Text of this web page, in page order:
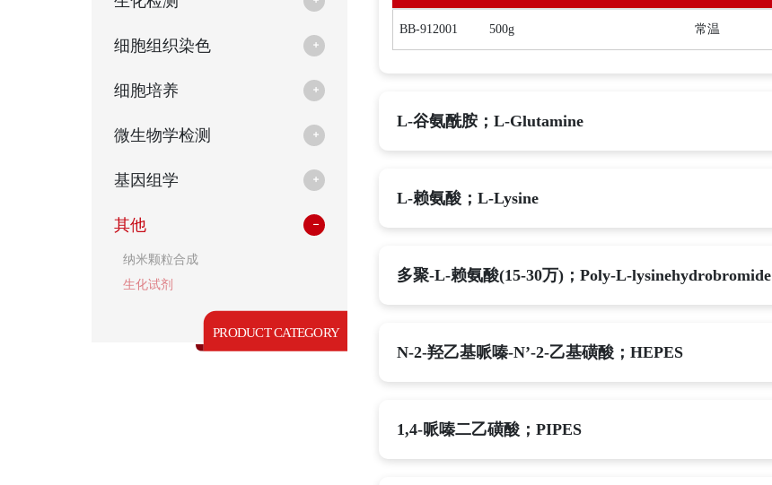
细胞组织染色
细胞培养
微生物学检测
基因组学
其他
纳米颗粒合成
生化试剂
PRODUCT CATEGORY
BB-912001 500g 常温
L-谷氨酰胺；L-Glutamine
L-赖氨酸；L-Lysine
多聚-L-赖氨酸(15-30万)；Poly-L-lysinehydrobromide
N-2-羟乙基哌嗪-N’-2-乙基磺酸；HEPES
1,4-哌嗪二乙磺酸；PIPES